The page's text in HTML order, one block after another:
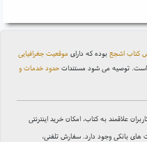
کتاب اشجع بوده که دارای موقعیت جغرافیایی
است. توصیه می شود مستنداتحدود خدمات و
علاقمند به کتاب، امکان خرید اینترنتی
های بانکی وجود دارد. سفارش تلفنی،